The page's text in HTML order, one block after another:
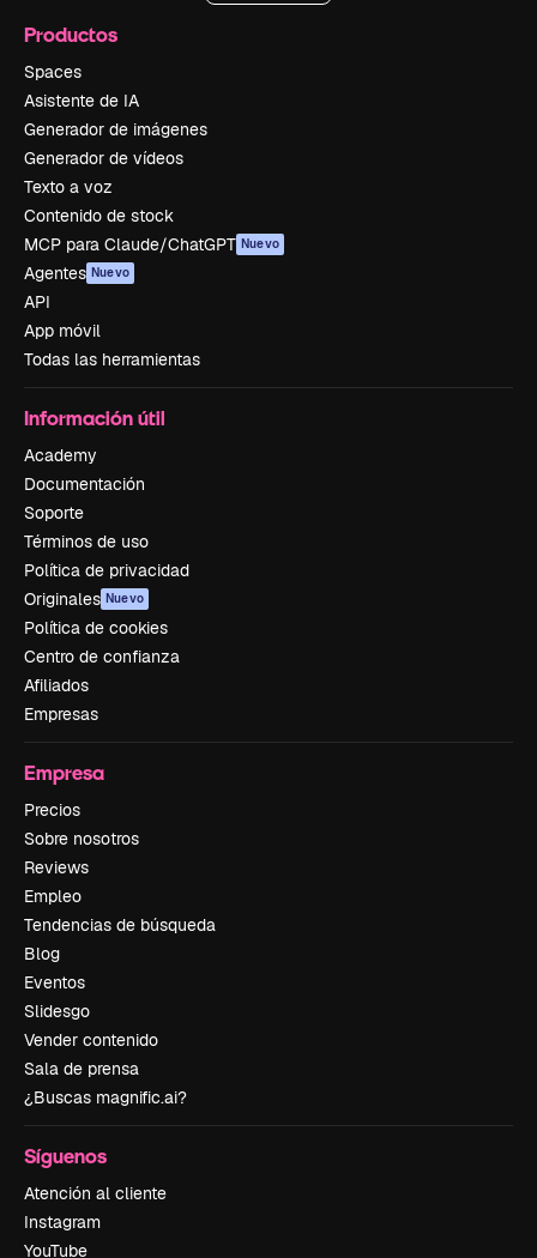
Productos
Spaces
Asistente de IA
Generador de imágenes
Generador de vídeos
Texto a voz
Contenido de stock
MCP para Claude/ChatGPT Nuevo
Agentes Nuevo
API
App móvil
Todas las herramientas
Información útil
Academy
Documentación
Soporte
Términos de uso
Política de privacidad
Originales Nuevo
Política de cookies
Centro de confianza
Afiliados
Empresas
Empresa
Precios
Sobre nosotros
Reviews
Empleo
Tendencias de búsqueda
Blog
Eventos
Slidesgo
Vender contenido
Sala de prensa
¿Buscas magnific.ai?
Síguenos
Atención al cliente
Instagram
YouTube